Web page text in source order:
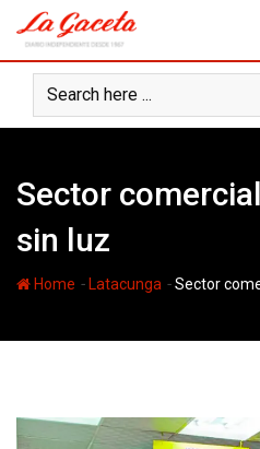
content
Sector
sin luz
Home - Latacunga -Sector